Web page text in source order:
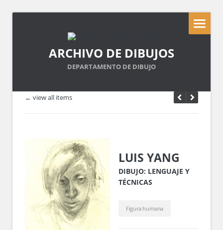
ARCHIVO DE DIBUJOS
DEPARTAMENTO DE DIBUJO
← view all items
LUIS YANG
DIBUJO: LENGUAJE Y
TÉCNICAS
Figura humana